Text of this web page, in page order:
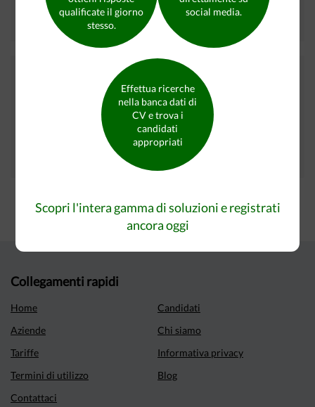
Candidati in cerca di lavoro su vinojobs.it
I tuoi annunci sono presenti inoltre su questi siti:
Collegamenti rapidi
Home
Candidati
Aziende
Chi siamo
Tariffe
Informativa privacy
Termini di utilizzo
Blog
Contattaci
qualificate il giorno
stesso.
social media.
Effettua ricerche
nella banca dati di
CV e trova i
candidati
appropriati
Scopri l'intera gamma di soluzioni e registrati
ancora oggi